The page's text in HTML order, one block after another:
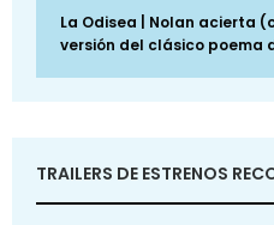
La Odisea | Nolan acierta
versión del clásico poema
TRAILERS DE ESTRENOS